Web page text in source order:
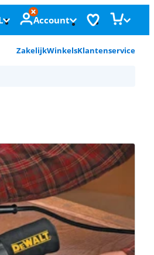
Account
ZakelijkWinkelsKlantenservice